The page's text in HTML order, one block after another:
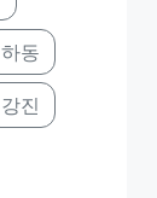
하동
강진